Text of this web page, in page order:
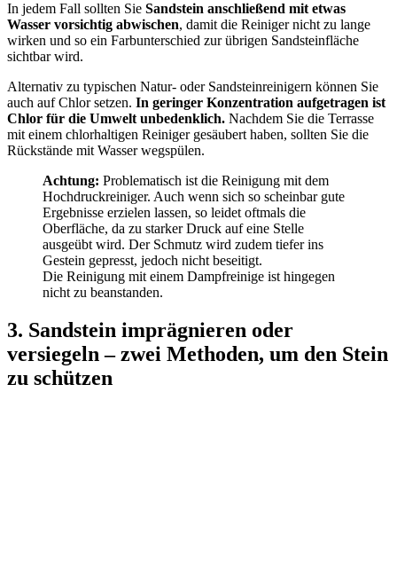
In jedem Fall sollten Sie Sandstein anschließend mit etwas
Wasser vorsichtig abwischen, damit die Reiniger nicht zu lange
wirken und so ein Farbunterschied zur übrigen Sandsteinfläche
sichtbar wird.
Alternativ zu typischen Natur- oder Sandsteinreinigern können Sie
auch auf Chlor setzen. In geringer Konzentration aufgetragen ist
Chlor für die Umwelt unbedenklich. Nachdem Sie die Terrasse
mit einem chlorhaltigen Reiniger gesäubert haben, sollten Sie die
Rückstände mit Wasser wegspülen.
Achtung: Problematisch ist die Reinigung mit dem
Hochdruckreiniger. Auch wenn sich so scheinbar gute
Ergebnisse erzielen lassen, so leidet oftmals die
Oberfläche, da zu starker Druck auf eine Stelle
ausgeübt wird. Der Schmutz wird zudem tiefer ins
Gestein gepresst, jedoch nicht beseitigt.
Die Reinigung mit einem Dampfreinige ist hingegen
nicht zu beanstanden.
3. Sandstein imprägnieren oder
versiegeln – zwei Methoden, um den Stein
zu schützen